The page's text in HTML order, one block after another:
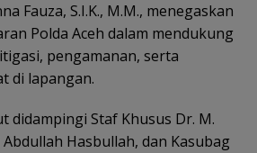
Fauza, S.I.K., M.M., menegaskan
Polda Aceh dalam mendukung
pengamanan, serta
di lapangan.
didampingi Staf Khusus Dr. M.
Hasbullah, dan Kasubag